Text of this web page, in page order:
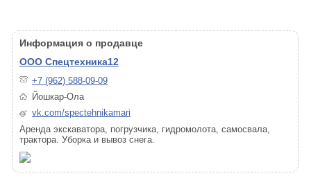
Информация о продавце
ООО Спецтехника12
+7 (962) 588-09-09
Йошкар-Ола
vk.com/spectehnikamari
Аренда экскаватора, погрузчика, гидромолота, самосвала,
трактора. Уборка и вывоз снега.